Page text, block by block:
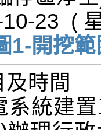
23  (
1-開挖
時間
系統建